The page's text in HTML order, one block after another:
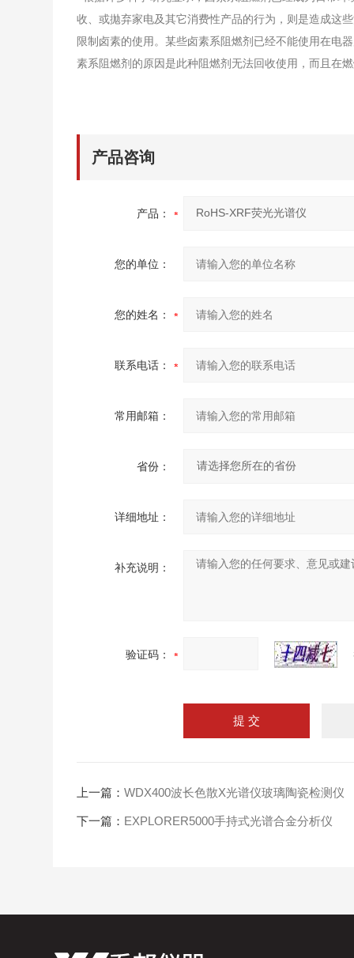
收、或拋弃家电及其它消费性产品的行为，则是造成这
限制卤素的使用。某些卤素系阻燃剂已经不能使用在电
素系阻燃剂的原因是此种阻燃剂无法回收使用，而且在
产品咨询
产品：
您的单位：
您的姓名：
联系电话：
常用邮箱：
省份：
详细地址：
补充说明：
验证码：
上一篇：WDX400波长色散X光谱仪玻璃陶瓷检测仪
下一篇： EXPLORER5000手持式光谱合金分析仪